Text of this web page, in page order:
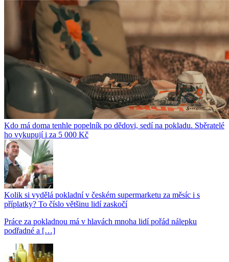
Kdo má doma tenhle popelník po dědovi, sedí na pokladu. Sběratelé
ho vykupují i za 5 000 Kč
Kolik si vydělá pokladní v českém supermarketu za měsíc i s
příplatky? To číslo většinu lidí zaskočí
Práce za pokladnou má v hlavách mnoha lidí pořád nálepku
podřadné a […]